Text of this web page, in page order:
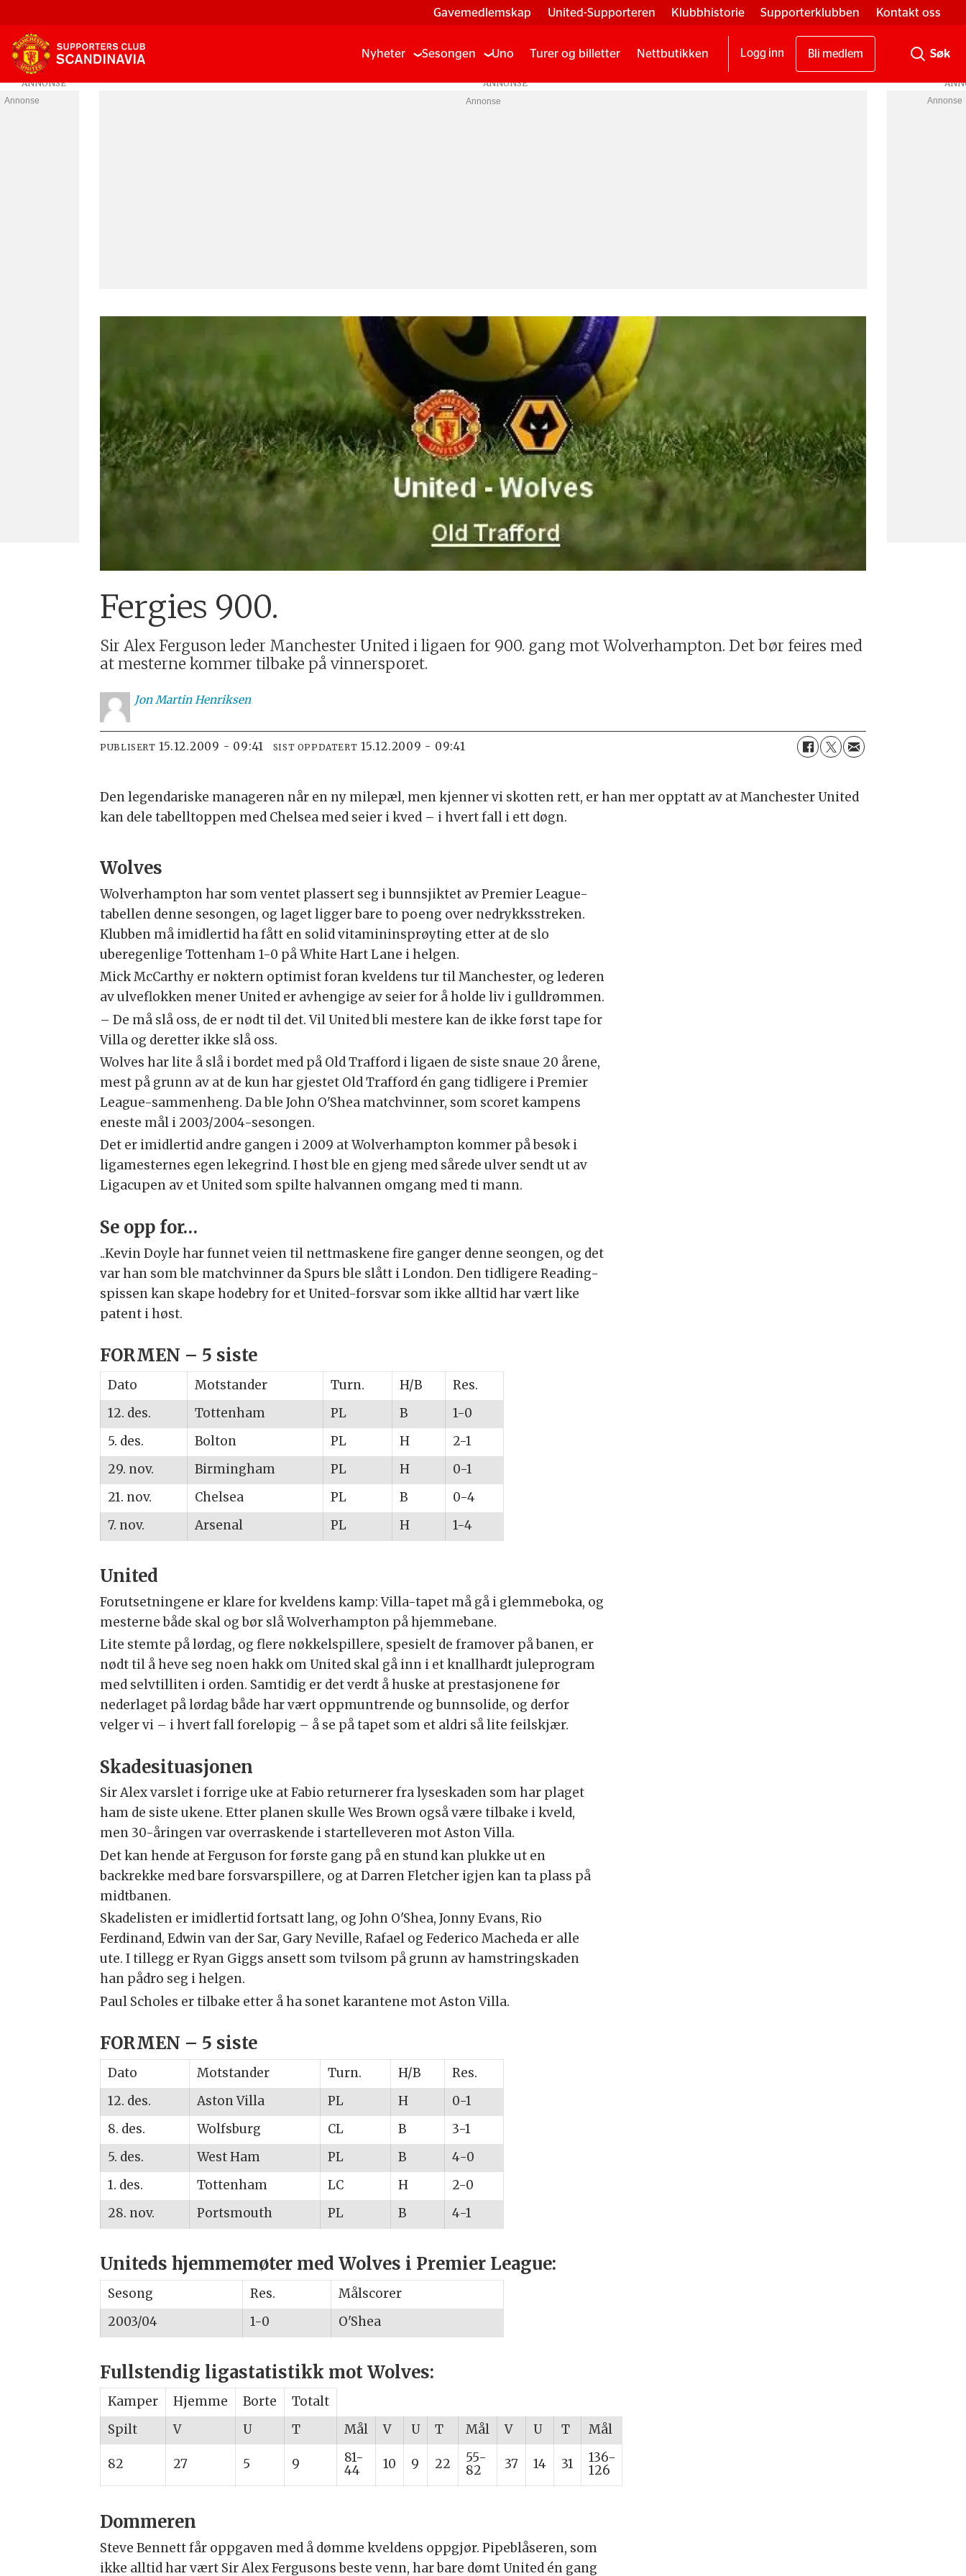
Gavemedlemskap United-Supporteren Klubbhistorie Supporterklubben Kontakt oss
Nyheter Sesongen Uno Turer og billetter Nettbutikken Logg inn Bli medlem
Annonse
Fergies 900.
Sir Alex Ferguson leder Manchester United i ligaen for 900. gang mot Wolverhampton. Det bør feires med
at mesterne kommer tilbake på vinnersporet.
Jon Martin Henriksen
PUBLISERT 15.12.2009 - 09:41 SIST OPPDATERT 15.12.2009 - 09:41
Den legendariske manageren når en ny milepæl, men kjenner vi skotten rett, er han mer opptatt av at Manchester United
kan dele tabelltoppen med Chelsea med seier i kved – i hvert fall i ett døgn.
Wolves
Wolverhampton har som ventet plassert seg i bunnsjiktet av Premier League-
tabellen denne sesongen, og laget ligger bare to poeng over nedrykksstreken.
Klubben må imidlertid ha fått en solid vitamininsprøyting etter at de slo
uberegenlige Tottenham 1-0 på White Hart Lane i helgen.
Mick McCarthy er nøktern optimist foran kveldens tur til Manchester, og lederen
av ulveflokken mener United er avhengige av seier for å holde liv i gulldrømmen.
– De må slå oss, de er nødt til det. Vil United bli mestere kan de ikke først tape for
Villa og deretter ikke slå oss.
Wolves har lite å slå i bordet med på Old Trafford i ligaen de siste snaue 20 årene,
mest på grunn av at de kun har gjestet Old Trafford én gang tidligere i Premier
League-sammenheng. Da ble John O'Shea matchvinner, som scoret kampens
eneste mål i 2003/2004-sesongen.
Det er imidlertid andre gangen i 2009 at Wolverhampton kommer på besøk i
ligamesternes egen lekegrind. I høst ble en gjeng med sårede ulver sendt ut av
Ligacupen av et United som spilte halvannen omgang med ti mann.
Se opp for…
..Kevin Doyle har funnet veien til nettmaskene fire ganger denne seongen, og det
var han som ble matchvinner da Spurs ble slått i London. Den tidligere Reading-
spissen kan skape hodebry for et United-forsvar som ikke alltid har vært like
patent i høst.
FORMEN – 5 siste
Dato Motstander Turn. H/B
Res.
12. des.
Tottenham PL B
1-0
5. des.
Bolton PL H
2-1
29. nov.
Birmingham PL H
0-1
21. nov.
Chelsea PL B
0-4
7. nov.
Arsenal PL H 1-4
United
Forutsetningene er klare for kveldens kamp: Villa-tapet må gå i glemmeboka, og
mesterne både skal og bør slå Wolverhampton på hjemmebane.
Lite stemte på lørdag, og flere nøkkelspillere, spesielt de framover på banen, er
nødt til å heve seg noen hakk om United skal gå inn i et knallhardt juleprogram
med selvtilliten i orden. Samtidig er det verdt å huske at prestasjonene før
nederlaget på lørdag både har vært oppmuntrende og bunnsolide, og derfor
velger vi – i hvert fall foreløpig – å se på tapet som et aldri så lite feilskjær.
Skadesituasjonen
Sir Alex varslet i forrige uke at Fabio returnerer fra lyseskaden som har plaget
ham de siste ukene. Etter planen skulle Wes Brown også være tilbake i kveld,
men 30-åringen var overraskende i startelleveren mot Aston Villa.
Det kan hende at Ferguson for første gang på en stund kan plukke ut en
backrekke med bare forsvarspillere, og at Darren Fletcher igjen kan ta plass på
midtbanen.
Skadelisten er imidlertid fortsatt lang, og John O'Shea, Jonny Evans, Rio
Ferdinand, Edwin van der Sar, Gary Neville, Rafael og Federico Macheda er alle
ute. I tillegg er Ryan Giggs ansett som tvilsom på grunn av hamstringskaden
han pådro seg i helgen.
Paul Scholes er tilbake etter å ha sonet karantene mot Aston Villa.
FORMEN – 5 siste
Dato Motstander Turn. H/B
Res.
12. des.
Aston Villa PL H
0-1
8. des.
Wolfsburg CL B
3-1
5. des.
West Ham PL B
4-0
1. des.
Tottenham LC H
2-0
28. nov.
Portsmouth PL B 4-1
Uniteds hjemmemøter med Wolves i Premier League:
Sesong Res.
Målscorer
2003/04
1-0 O'Shea
Fullstendig ligastatistikk mot Wolves:
Kamper Hjemme Borte
Totalt
Spilt
V U T Mål V U T Mål V U T Mål
82 27 5 9
81-
44
10 9 22
55-
82
37 14 31
136-
126
Dommeren
Steve Bennett får oppgaven med å dømme kveldens oppgjør. Pipeblåseren, som
ikke alltid har vært Sir Alex Fergusons beste venn, har bare dømt United én gang
Annonse Annonse